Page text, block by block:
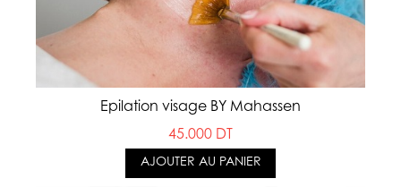
Epilation visage BY Mahassen
45.000 DT
AJOUTER AU PANIER